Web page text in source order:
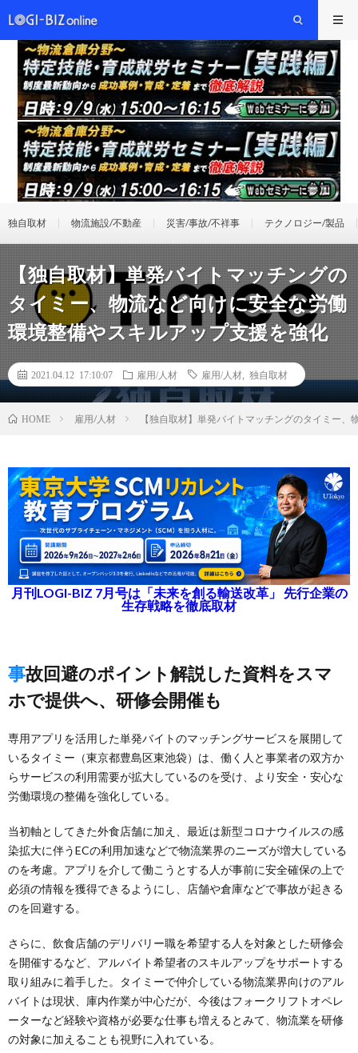
独自取材 物流施設/不動産 災害/事故/不祥事 テクノロジー/製品
【独自取材】単発バイトマッチングの
タイミー、物流など向けに安全な労働
環境整備やスキルアップ支援を強化
2021.04.12 17:10:07 雇用/人材 雇用/人材 独自取材
HOME 雇用/人材 【独自取材】単発バイトマッチングのタイミー
月刊LOGI-BIZ 7月号は「未来を創る輸送改革」 先行企業の
生存戦略を徹底取材
事故回避のポイント解説した資料をスマ
ホで提供へ、研修会開催も
専用アプリを活用した単発バイトのマッチングサービスを展開して
いるタイミー（東京都豊島区東池袋）は、働く人と事業者の双方か
らサービスの利用需要が拡大しているのを受け、より安全・安心な
労働環境の整備を強化している。
当初軸としてきた外食店舗に加え、最近は新型コロナウイルスの感
染拡大に伴うECの利用加速などで物流業界のニーズが増大している
のを考慮。アプリを介して働こうとする人が事前に安全確保の上で
必須の情報を獲得できるようにし、店舗や倉庫などで事故が起きる
のを回避する。
さらに、飲食店舗のデリバリー職を希望する人を対象とした研修会
を開催するなど、アルバイト希望者のスキルアップをサポートする
取り組みに着手した。タイミーで仲介している物流業界向けのアル
バイトは現状、庫内作業が中心だが、今後はフォークリフトオペレ
ーターなど経験や資格が必要な仕事も増えるとみて、物流業を研修
の対象に加えることも視野に入れている。